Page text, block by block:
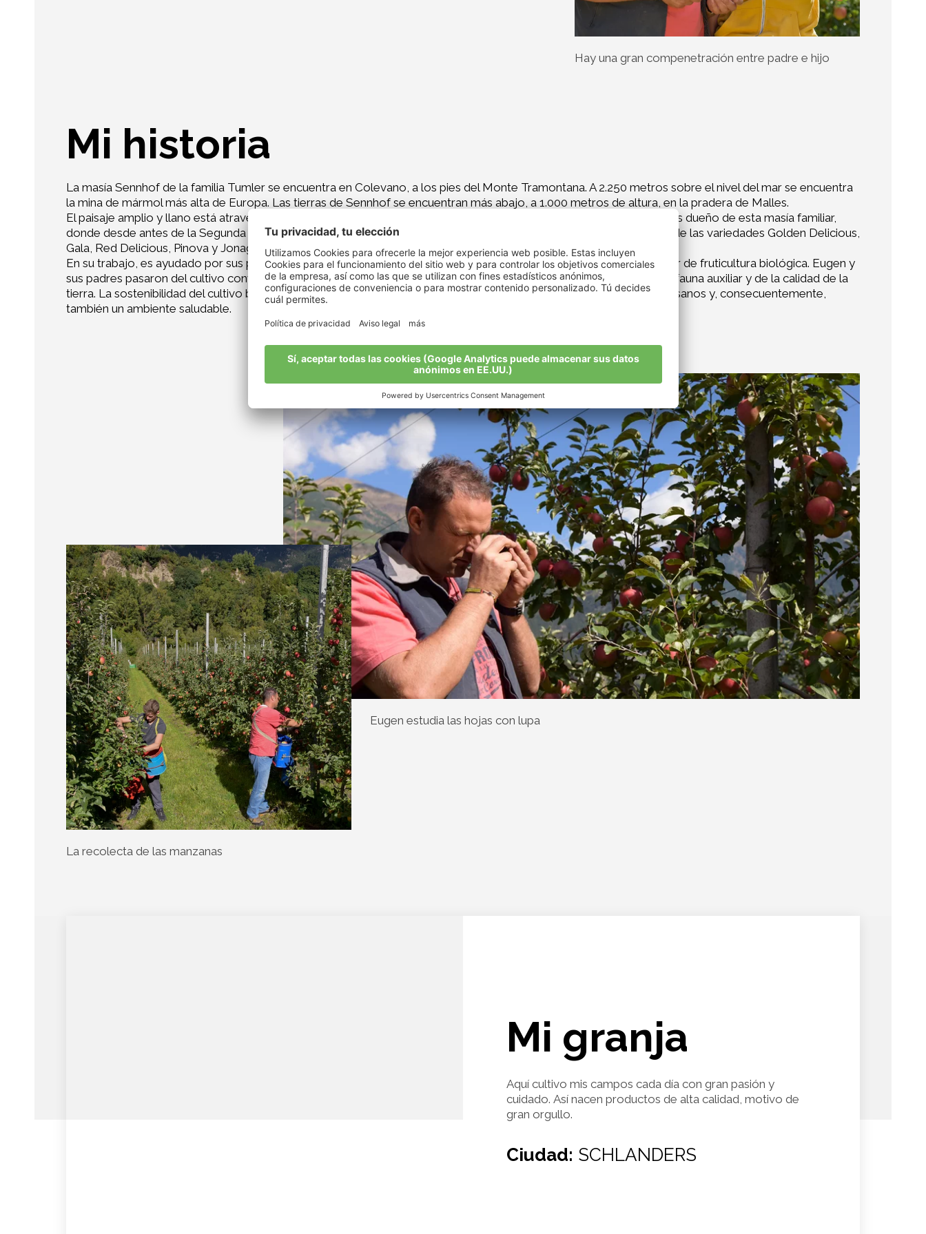
Hay una gran compenetración entre padre e hijo
Mi historia
La masía Sennhof de la familia Tumler se encuentra en Colevano, a los pies del Monte Tramontana. A 2.250 metros sobre el nivel del mar se encuentra
la mina de mármol más alta de Europa. Las tierras de Sennhof se encuentran más abajo, a 1.000 metros de altura, en la pradera de Malles.
El paisaje amplio y llano está atravesado por acequias, fosos de irrigación antiquísimos. Desde 2007, Eugen Tumler es dueño de esta masía familiar,
donde desde antes de la Segunda Guerra Mundial se cultivaban albaricoques. Eugen integró el cultivo de manzanas de las variedades Golden Delicious,
Gala, Red Delicious, Pinova y Jonagold, que se suman a las plantas de kiwis, peras y ciruelas.
En su trabajo, es ayudado por sus padres y su hijo, lo que le permite dedicarse a un segundo trabajo, como consultor de fruticultura biológica. Eugen y
sus padres pasaron del cultivo convencional al biológico en 1999. Hoy es consciente de la importancia de la entomofauna auxiliar y de la calidad de la
tierra. La sostenibilidad del cultivo biológico, afirma, está ligada a los controles estrictos. Éstos garantizan alimentos sanos y, consecuentemente,
también un ambiente saludable.
Eugen estudia las hojas con lupa
La recolecta de las manzanas
Mi granja
Aquí cultivo mis campos cada día con gran pasión y
cuidado. Así nacen productos de alta calidad, motivo de
gran orgullo.
Ciudad: SCHLANDERS